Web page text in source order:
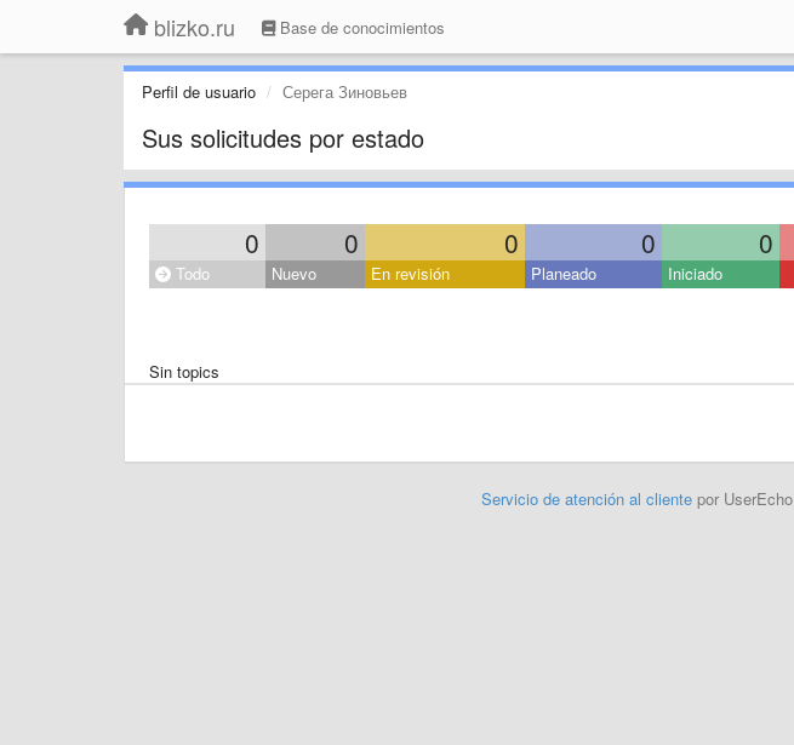
blizko.ru Base de conocimientos
Perfil de usuario Серега Зиновьев
Sus solicitudes por estado
0 0 0 0 0
Todo Nuevo En revisión Planeado Iniciado
Sin topics
Servicio de atención al clientepor UserEcho